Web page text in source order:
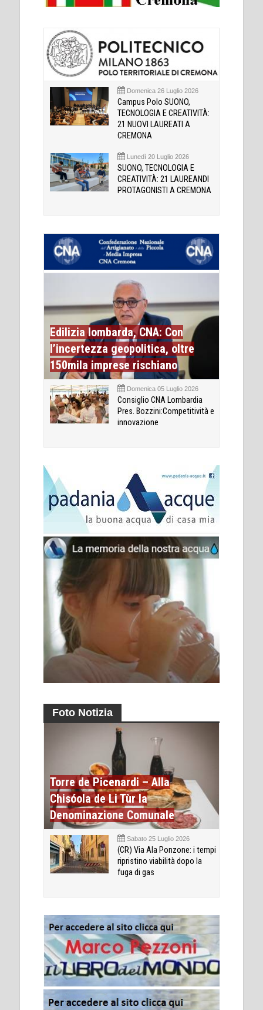
Domenica 26 Luglio 2026
Campus Polo SUONO,
TECNOLOGIA E CREATIVITÀ:
21 NUOVI LAUREATI A
CREMONA
Lunedì 20 Luglio 2026
SUONO, TECNOLOGIA E
CREATIVITÀ: 21 LAUREANDI
PROTAGONISTI A CREMONA
Edilizia lombarda, CNA: Con
l’incertezza geopolitica, oltre
150mila imprese rischiano
Domenica 05 Luglio 2026
Consiglio CNA Lombardia
Pres. Bozzini:Competitività e
innovazione
Foto Notizia
Torre de Picenardi – Alla
Chisóola de Li Tùr la
Denominazione Comunale
Sabato 25 Luglio 2026
(CR) Via Ala Ponzone: i tempi
ripristino viabilità dopo la
fuga di gas